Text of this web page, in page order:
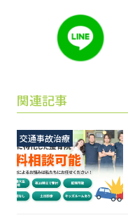
関連記事
交通事故治療